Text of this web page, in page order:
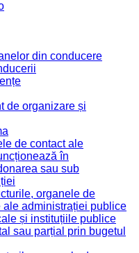
din conducere
de organizare și
de contact ale
în
sau sub
organele de
ale administrației publice
și instituțiile publice
sau parțial prin bugetul